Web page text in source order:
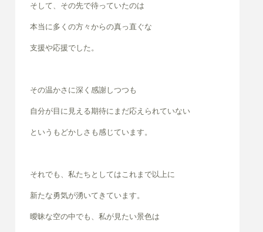
そして、その先で待っていたのは
本当に多くの方々からの真っ直ぐな
支援や応援でした。
その温かさに深く感謝しつつも
自分が目に見える期待にまだ応えられていない
というもどかしさも感じています。
それでも、私たちとしてはこれまで以上に
新たな勇気が湧いてきています。
曖昧な空の中でも、私が見たい景色は